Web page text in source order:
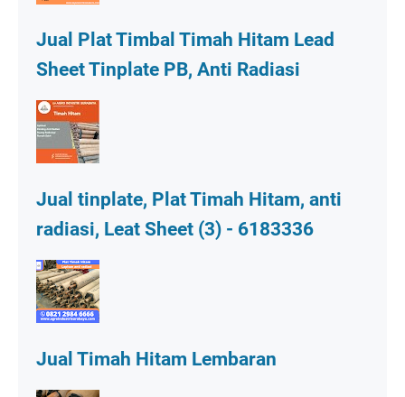
Jual Plat Timbal Timah Hitam Lead
Sheet Tinplate PB, Anti Radiasi
Jual tinplate, Plat Timah Hitam, anti
radiasi, Leat Sheet (3) - 6183336
Jual Timah Hitam Lembaran